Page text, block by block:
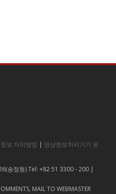
보 처리방침 | 영상정보처리기기 운
송정동) Tel: +82 51 3300 - 200 |
MAIL TO WEBMASTER